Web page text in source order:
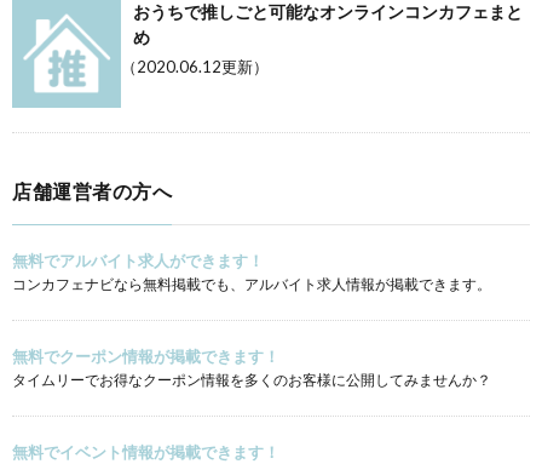
おうちで推しごと可能なオンラインコンカフェまと
め
（2020.06.12更新）
店舗運営者の方へ
無料でアルバイト求人ができます！
コンカフェナビなら無料掲載でも、アルバイト求人情報が掲載できます。
無料でクーポン情報が掲載できます！
タイムリーでお得なクーポン情報を多くのお客様に公開してみませんか？
無料でイベント情報が掲載できます！